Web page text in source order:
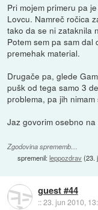
Pri mojem primeru pa
Lovcu. Namreč ročica
tako da se ni zataknila
Potem sem pa sam
premehak material.
Drugače pa, glede
pušk od tega samo 3
problema, pa jih nimam
Jaz govorim osebno
Zgodovina sprememb…
spremenil:leppozdrav(23.
guest #44
::23. jun 2010,